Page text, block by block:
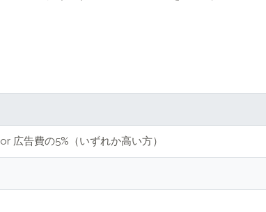
広告費の5%（いずれか高い方）